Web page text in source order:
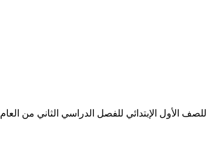
الإبتدائي للفصل الدراسي الثاني من العام 1443 هـ